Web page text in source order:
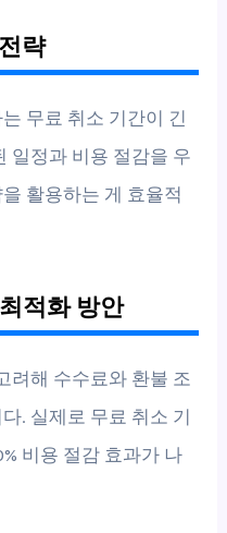
략
무료 취소 기간이 긴
일정과 비용 절감을 우
활용하는 게 효율적
적화 방안
려해 수수료와 환불 조
. 실제로 무료 취소 기
비용 절감 효과가 나